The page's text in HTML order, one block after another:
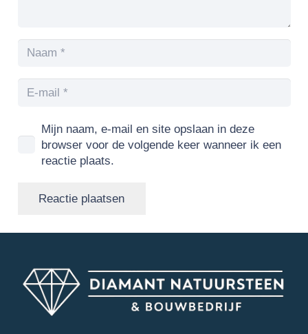
Mijn naam, e-mail en site opslaan in deze
browser voor de volgende keer wanneer ik een
reactie plaats.
Reactie plaatsen